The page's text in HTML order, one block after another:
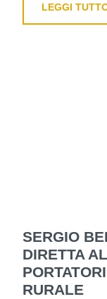
LEGGI
SERGIO
DIRETTA
RURALE